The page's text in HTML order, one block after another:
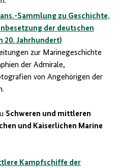
Sammlung zu Geschichte,
der deutschen
20. Jahrhundert)
zur Marinegeschichte
der Admirale,
von Angehörigen der
Schweren und mittleren
und Kaiserlichen Marine
Kampfschiffe der